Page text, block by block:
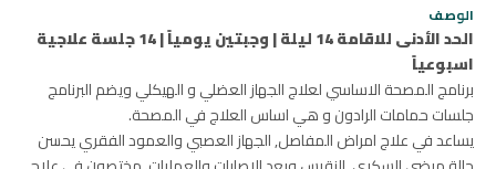
الوصف
الحد الأدنى للاقامة 14 ليلة | وجبتين يومياً | 14 جلسة علاجية
اسبوعياً
برنامج المصحة الاساسي لعلاج الجهاز العضلي و الهيكلي ويضم البرنامج
جلسات حمامات الرادون و هي اساس العلاج في المصحة.
يساعد في علاج امراض المفاصل, الجهاز العصبي والعمود الفقري يحسن